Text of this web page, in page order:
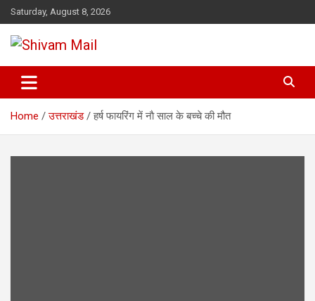
Skip
to
content
Saturday, August 8, 2026
Shivam Mail
Home उत्तराखंड हर्ष फायरिंग में नाै साल के बच्चे की मौत